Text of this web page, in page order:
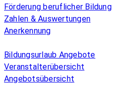
Förderung beruflicher Bildung
Zahlen & Auswertungen
Anerkennung
Bildungsurlaub Angebote
Veranstalterübersicht
Angebotsübersicht